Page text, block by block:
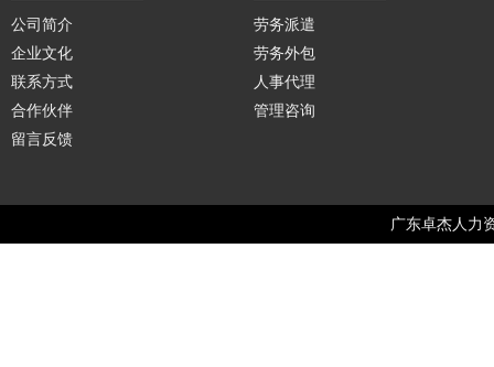
公司简介
企业文化
联系方式
合作伙伴
留言反馈
劳务派遣
劳务外包
人事代理
管理咨询
广东卓杰人力